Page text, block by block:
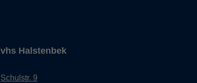
vhs Halstenbek
Schulstr. 9